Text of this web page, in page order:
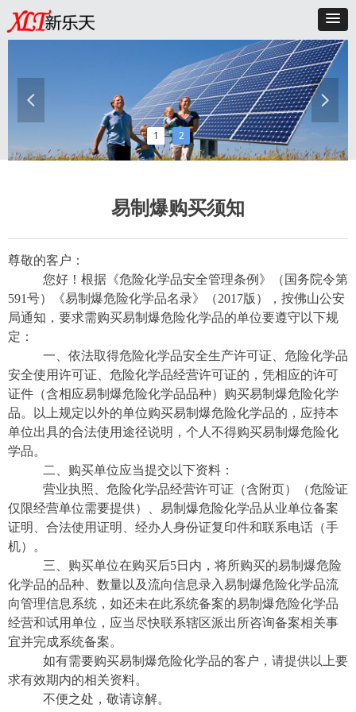
1 2
넳 넲
易制爆购买须知
尊敬的客户：
您好！根据《危险化学品安全管理条例》（国务院令第
591号）《易制爆危险化学品名录》（2017版），按佛山公安
局通知，要求需购买易制爆危险化学品的单位要遵守以下规
定：
一、依法取得危险化学品安全生产许可证、危险化学品
安全使用许可证、危险化学品经营许可证的，凭相应的许可
证件（含相应易制爆危险化学品品种）购买易制爆危险化学
品。以上规定以外的单位购买易制爆危险化学品的，应持本
单位出具的合法使用途径说明，个人不得购买易制爆危险化
学品。
二、购买单位应当提交以下资料：
营业执照、危险化学品经营许可证（含附页）（危险证
仅限经营单位需要提供）、易制爆危险化学品从业单位备案
证明、合法使用证明、经办人身份证复印件和联系电话（手
机）。
三、购买单位在购买后5日内，将所购买的易制爆危险
化学品的品种、数量以及流向信息录入易制爆危险化学品流
向管理信息系统，如还未在此系统备案的易制爆危险化学品
经营和试用单位，应当尽快联系辖区派出所咨询备案相关事
宜并完成系统备案。
如有需要购买易制爆危险化学品的客户，请提供以上要
求有效期内的相关资料。
不便之处，敬请谅解。